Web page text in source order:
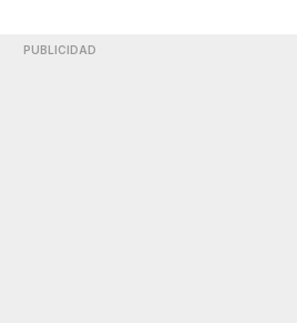
PUBLICIDAD